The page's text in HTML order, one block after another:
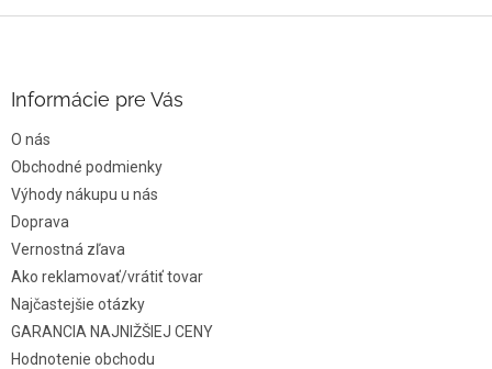
e
Informácie pre Vás
O nás
Obchodné podmienky
Výhody nákupu u nás
Doprava
Vernostná zľava
Ako reklamovať/vrátiť tovar
Najčastejšie otázky
GARANCIA NAJNIŽŠIEJ CENY
Hodnotenie obchodu